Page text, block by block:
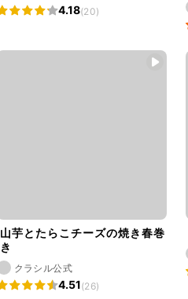
4.18(20)
山芋とたらこチーズの焼き春巻
き
クラシル公式
4.51(26)